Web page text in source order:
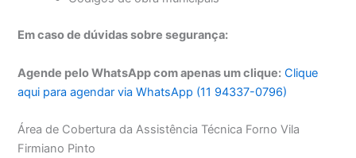
Em caso de dúvidas sobre segurança:
Agende pelo WhatsApp com apenas um clique: Clique
aqui para agendar via WhatsApp (11 94337-0796)
Área de Cobertura da Assistência Técnica Forno Vila
Firmiano Pinto